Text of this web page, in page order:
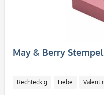
May & Berry
Rechteckig Liebe